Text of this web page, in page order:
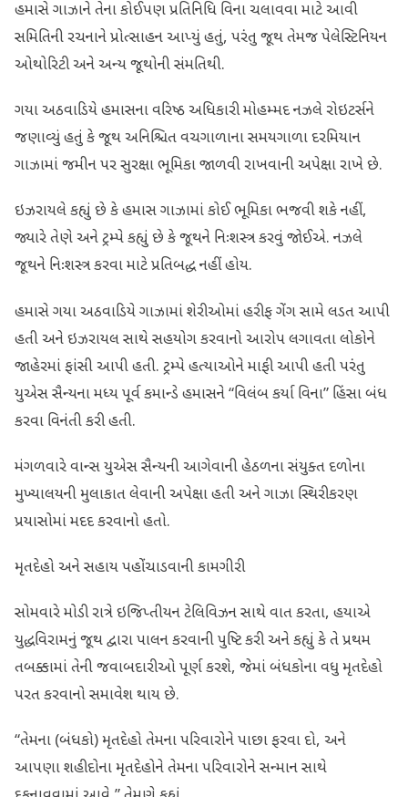
હમાસે ગાઝાને તેના કોઈપણ પ્રતિનિધિ વિના ચલાવવા માટે આવી
સમિતિની રચનાને પ્રોત્સાહન આપ્યું હતું, પરંતુ જૂથ તેમજ પેલેસ્ટિનિયન
ઓથોરિટી અને અન્ય જૂથોની સંમતિથી.
ગયા અઠવાડિયે હમાસના વરિષ્ઠ અધિકારી મોહમ્મદ નઝલે રોઇટર્સને
જણાવ્યું હતું કે જૂથ અનિશ્ચિત વચગાળાના સમયગાળા દરમિયાન
ગાઝામાં જમીન પર સુરક્ષા ભૂમિકા જાળવી રાખવાની અપેક્ષા રાખે છે.
ઇઝરાયલે કહ્યું છે કે હમાસ ગાઝામાં કોઈ ભૂમિકા ભજવી શકે નહીં,
જ્યારે તેણે અને ટ્રમ્પે કહ્યું છે કે જૂથને નિઃશસ્ત્ર કરવું જોઈએ. નઝલે
જૂથને નિઃશસ્ત્ર કરવા માટે પ્રતિબદ્ધ નહીં હોય.
હમાસે ગયા અઠવાડિયે ગાઝામાં શેરીઓમાં હરીફ ગેંગ સામે લડત આપી
હતી અને ઇઝરાયલ સાથે સહયોગ કરવાનો આરોપ લગાવતા લોકોને
જાહેરમાં ફાંસી આપી હતી. ટ્રમ્પે હત્યાઓને માફી આપી હતી પરંતુ
યુએસ સૈન્યના મધ્ય પૂર્વ કમાન્ડે હમાસને “વિલંબ કર્યા વિના” હિંસા બંધ
કરવા વિનંતી કરી હતી.
મંગળવારે વાન્સ યુએસ સૈન્યની આગેવાની હેઠળના સંયુક્ત દળોના
મુખ્યાલયની મુલાકાત લેવાની અપેક્ષા હતી અને ગાઝા સ્થિરીકરણ
પ્રયાસોમાં મદદ કરવાનો હતો.
મૃતદેહો અને સહાય પહોંચાડવાની કામગીરી
સોમવારે મોડી રાત્રે ઇજિપ્તીયન ટેલિવિઝન સાથે વાત કરતા, હયાએ
યુદ્ધવિરામનું જૂથ દ્વારા પાલન કરવાની પુષ્ટિ કરી અને કહ્યું કે તે પ્રથમ
તબક્કામાં તેની જવાબદારીઓ પૂર્ણ કરશે, જેમાં બંધકોના વધુ મૃતદેહો
પરત કરવાનો સમાવેશ થાય છે.
“તેમના (બંધકો) મૃતદેહો તેમના પરિવારોને પાછા ફરવા દો, અને
આપણા શહીદોના મૃતદેહોને તેમના પરિવારોને સન્માન સાથે